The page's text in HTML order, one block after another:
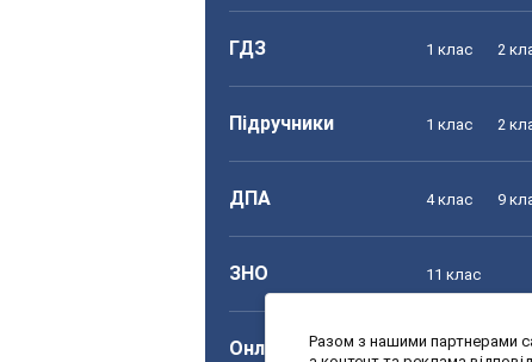
ГДЗ 1 клас 2
Підручники 1 клас 2
ДПА 4 клас 9
ЗНО 11 клас
Онлайн уроки 1 клас 2
Разом з нашими партнерами